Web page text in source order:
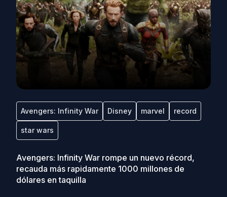
Avengers: Infinity War Disney marvel record
star wars
Avengers: Infinity War rompe un nuevo récord,
recauda más rapidamente 1000 millones de
dólares en taquilla